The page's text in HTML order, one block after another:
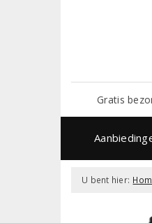
Gratis
U bent hier: